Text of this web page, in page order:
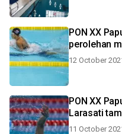
PON XX
perolehan
12 October
PON XX
Larasati
11 October